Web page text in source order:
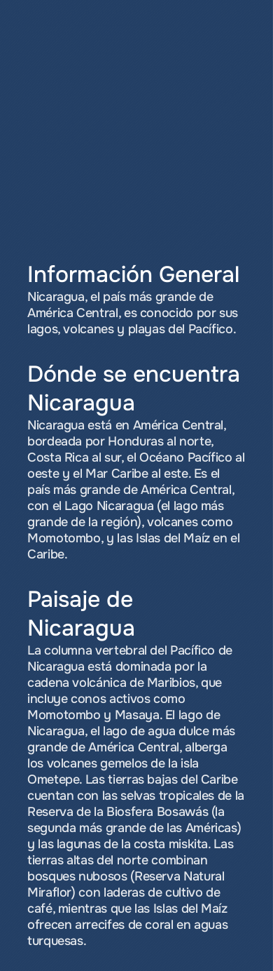
Información General
Nicaragua, el país más grande de
América Central, es conocido por sus
lagos, volcanes y playas del Pacífico.
Dónde se encuentra
Nicaragua
Nicaragua está en América Central,
bordeada por Honduras al norte,
Costa Rica al sur, el Océano Pacífico al
oeste y el Mar Caribe al este. Es el
país más grande de América Central,
con el Lago Nicaragua (el lago más
grande de la región), volcanes como
Momotombo, y las Islas del Maíz en el
Caribe.
Paisaje de
Nicaragua
La columna vertebral del Pacífico de
Nicaragua está dominada por la
cadena volcánica de Maribios, que
incluye conos activos como
Momotombo y Masaya. El lago de
Nicaragua, el lago de agua dulce más
grande de América Central, alberga
los volcanes gemelos de la isla
Ometepe. Las tierras bajas del Caribe
cuentan con las selvas tropicales de la
Reserva de la Biosfera Bosawás (la
segunda más grande de las Américas)
y las lagunas de la costa miskita. Las
tierras altas del norte combinan
bosques nubosos (Reserva Natural
Miraflor) con laderas de cultivo de
café, mientras que las Islas del Maíz
ofrecen arrecifes de coral en aguas
turquesas.